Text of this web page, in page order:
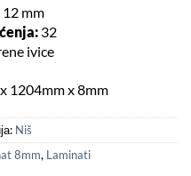
12 mm
32
ivice
1204mm x 8mm
Niš
8mm, Laminati